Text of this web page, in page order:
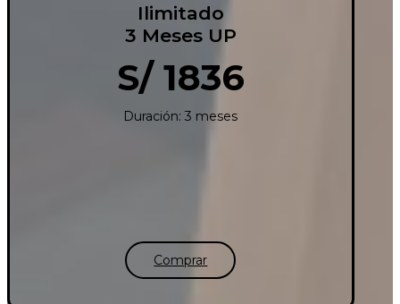
Ilimitado
3 Meses UP
S/ 1836
Duración: 3 meses
Comprar